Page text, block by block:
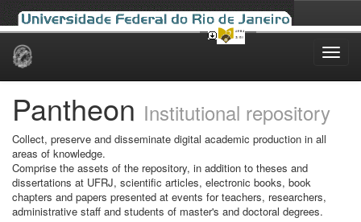
Skip
Pantheon Institutional repository
Collect, preserve and disseminate digital academic production in all
areas of knowledge.
Comprise the assets of the repository, in addition to theses and
dissertations at UFRJ, scientific articles, electronic books, book
chapters and papers presented at events for teachers, researchers,
administrative staff and students of master's and doctoral degrees.